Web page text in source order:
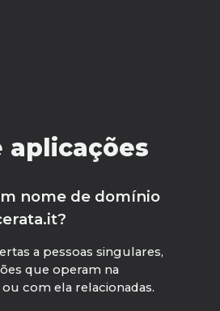
nome de domínio
a pessoas singulares,
que operam na
com ela relacionadas.